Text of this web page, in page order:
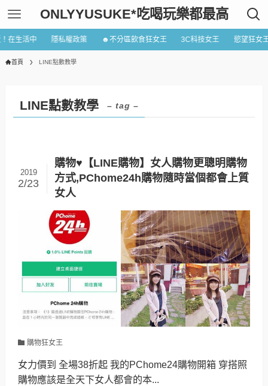
ONLYYUSUKE*吃喝玩樂都最高
在生活中 隱私權政策 ☻不分區飲食狂女王 3C科技女王 慾望狂女
首頁 LINE點數教學
LINE點數教學 – tag –
購物♥【LINE購物】女人購物更聰明購物
方式,PChome24h購物隨時當個都會上質
女人
2019
2/23
購物狂女王
女力價到 全場38折起 我的PChome24購物開箱 穿搭照
購物應該是全天下女人都會的本...